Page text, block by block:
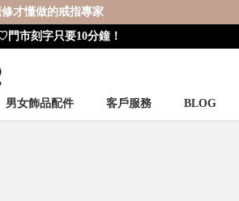
才懂做的戒指專家
市刻字只要10分鐘！
男女飾品配件 客戶服務 BLOG